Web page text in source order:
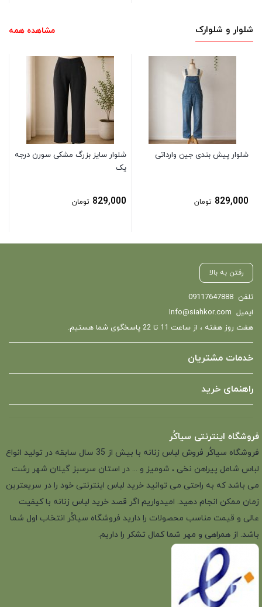
شلوار و شلوارک مشاهده همه
شلوار پیش بندی جین وارداتی
829,000 تومان
شلوار سایز بزرگ مشکی سورن درجه
یک
829,000 تومان
رفتن به بالا
تلفن 09117647888
ایمیل Info@siahkor.com
هفت روز هفته ، از ساعت 11 تا 22 پاسخگوی شما هستیم.
خدمات مشتریان
راهنمای خرید
فروشگاه اینترنتی سیاکُر
فروشگاه سیاکُر فروش لباس زنانه با بیش از 35 سال سابقه در تولید انواع
لباس شامل پیراهن نخی ، شومیز و ... در استان سرسبز گیلان شهر رشت
می باشد که به راحتی می توانید خرید لباس اینترنتی خود را در سریعترین
زمان ممکن انجام دهید. امیدواریم اگر قصد خرید لباس زنانه با کیفیت
عالی و قیمت مناسب محصولات را دارید فروشگاه سیاکُر انتخاب اول شما
باشد. از همراهی و مهر شما کمال تشکر را داریم.